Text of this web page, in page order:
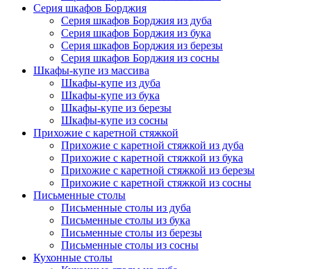
Серия шкафов Борджия
Серия шкафов Борджия из дуба
Серия шкафов Борджия из бука
Серия шкафов Борджия из березы
Серия шкафов Борджия из сосны
Шкафы-купе из массива
Шкафы-купе из дуба
Шкафы-купе из бука
Шкафы-купе из березы
Шкафы-купе из сосны
Прихожие с каретной стяжкой
Прихожие с каретной стяжкой из дуба
Прихожие с каретной стяжкой из бука
Прихожие с каретной стяжкой из березы
Прихожие с каретной стяжкой из сосны
Письменные столы
Письменные столы из дуба
Письменные столы из бука
Письменные столы из березы
Письменные столы из сосны
Кухонные столы